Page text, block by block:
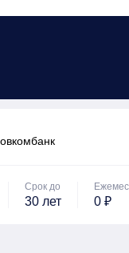
Срок до
30 лет 0 ₽